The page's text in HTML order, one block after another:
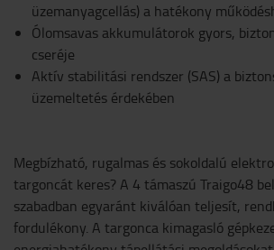
üzemanyagcellás) a hatékony
Ólomsavas akkumulátorok gyors,
cseréje
Aktív stabilitási rendszer (SAS) a
üzemeltetés érdekében
Megbízható, rugalmas és sokoldalú
targoncát keres? A 4 támaszú Traigo48
szabadban egyaránt kiválóan teljesít,
fordulékony. A targonca kimagasló